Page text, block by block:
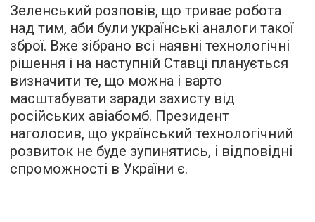
Зеленський розповів, що триває робота
над тим, аби були українські аналоги такої
зброї. Вже зібрано всі наявні технологічні
рішення і на наступній Ставці планується
визначити те, що можна і варто
масштабувати заради захисту від
російських авіабомб. Президент
наголосив, що український технологічний
розвиток не буде зупинятись, і відповідні
спроможності в України є.